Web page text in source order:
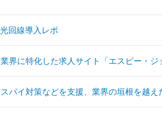
回線導入レポ
界に特化した求人サイト「エスピー・ジ
パイ対策などを支援、業界の垣根を越え